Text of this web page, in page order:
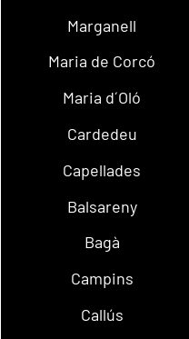
Marganell
Maria de Corcó
Maria d´Oló
Cardedeu
Capellades
Balsareny
Bagà
Campins
Callús